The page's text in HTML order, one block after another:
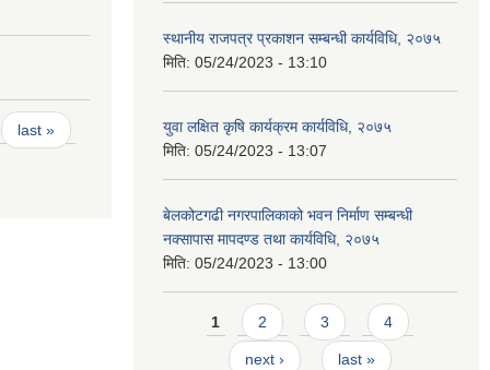
last »
स्थानीय राजपत्र प्रकाशन सम्बन्धी कार्यविधि, २०७५
मिति: 05/24/2023 - 13:10
युवा लक्षित कृषि कार्यक्रम कार्यविधि, २०७५
मिति: 05/24/2023 - 13:07
बेलकोटगढी नगरपालिकाको भवन निर्माण सम्बन्धी
नक्सापास मापदण्ड तथा कार्यविधि, २०७५
मिति: 05/24/2023 - 13:00
Pages
1 2 3 4
next › last »